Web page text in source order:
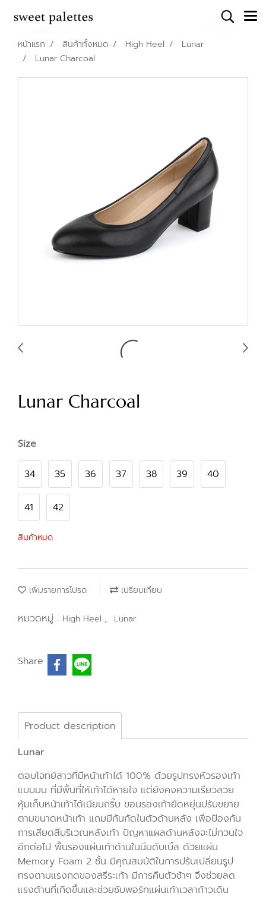
หน้าแรก สินค้าทั้งหมด High Heel
Lunar
Lunar Charcoal
Lunar Charcoal
Size
34 35 36 37 38 39 40
41 42
สินค้าหมด
เพิ่มรายการโปรด เปรียบเทียบ
หมวดหมู่ : High Heel , Lunar
Share
Product description
Lunar
ตอบโจทย์สาวที่มีหน้าเท้าได้ 100% ด้วยรูปทรงหัวรองเท้า
แบบมน ที่มีพื้นที่ให้เท้าได้หายใจ แต่ยังคงความเรียวสวย
หุ้มเก็บหน้าเท้าได้เนียนกริ๊บ ขอบรองเท้ายืดหยุ่นปรับขยาย
ตามขนาดหน้าเท้า แถมมีกันกัดในตัวด้านหลัง เพื่อป้องกัน
การเสียดสีบริเวณหลังเท้า ปัญหาแผลด้านหลังจะไม่กวนใจ
อีกต่อไป พื้นรองแผ่นเท้าด้านในนิ่มดับเบิ้ล ด้วยแผ่น
Memory Foam 2 ชั้น มีคุณสมบัติในการปรับเปลี่ยนรูป
ทรงตามแรงกดของสรีระเท้า มีการคืนตัวช้าๆ จึงช่วยลด
แรงต้านที่เกิดขึ้นและช่วยซับพอร์ทแผ่นเท้าเวลาก้าวเดิน